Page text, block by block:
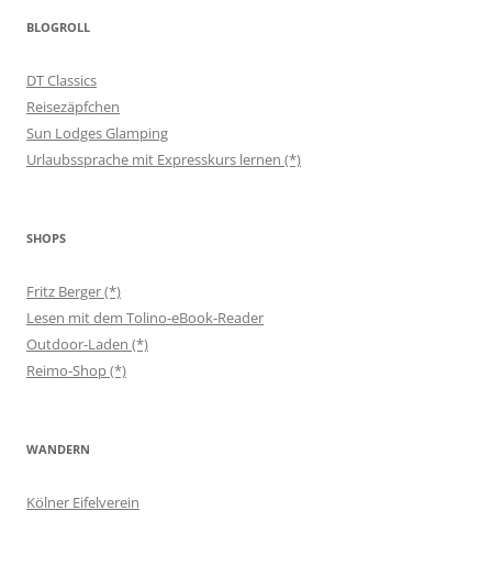
BLOGROLL
DT Classics
Reisezäpfchen
Sun Lodges Glamping
Urlaubssprache mit Expresskurs lernen (*)
SHOPS
Fritz Berger (*)
Lesen mit dem Tolino-eBook-Reader
Outdoor-Laden (*)
Reimo-Shop (*)
WANDERN
Kölner Eifelverein